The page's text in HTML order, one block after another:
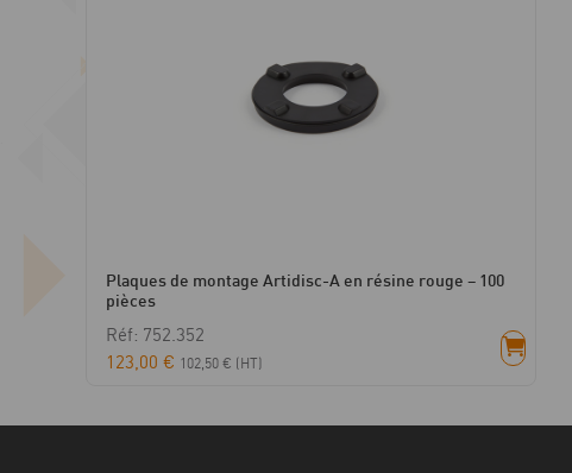
Plaques de montage Artidisc-A en résine rouge – 100
pièces
Réf: 752.352
123,00 € 102,50 € (HT)